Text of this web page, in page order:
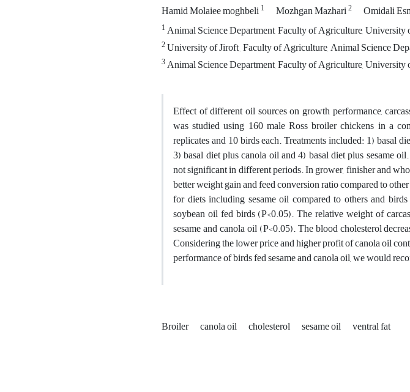
Hamid Molaiee moghbeli1 Mozhgan Mazhari2 Omidali
1Animal Science Department, Faculty of Agriculture, University
2University of Jiroft,, Faculty of Agriculture, Animal Science
3Animal Science Department, Faculty of Agriculture, University
Effect of different oil sources on growth performance,
was studied using 160 male Ross broiler chickens in a
replicates and 10 birds each. Treatments included: 1) basal
3) basal diet plus canola oil and 4) basal diet plus sesame
not significant in different periods. In grower, finisher and
better weight gain and feed conversion ratio compared to
for diets including sesame oil compared to others and
soybean oil fed birds (P<0.05). The relative weight of
sesame and canola oil (P<0.05). The blood cholesterol
Considering the lower price and higher profit of canola oil
performance of birds fed sesame and canola oil, we would
Broiler canola oil cholesterol sesame oil
ventral fat